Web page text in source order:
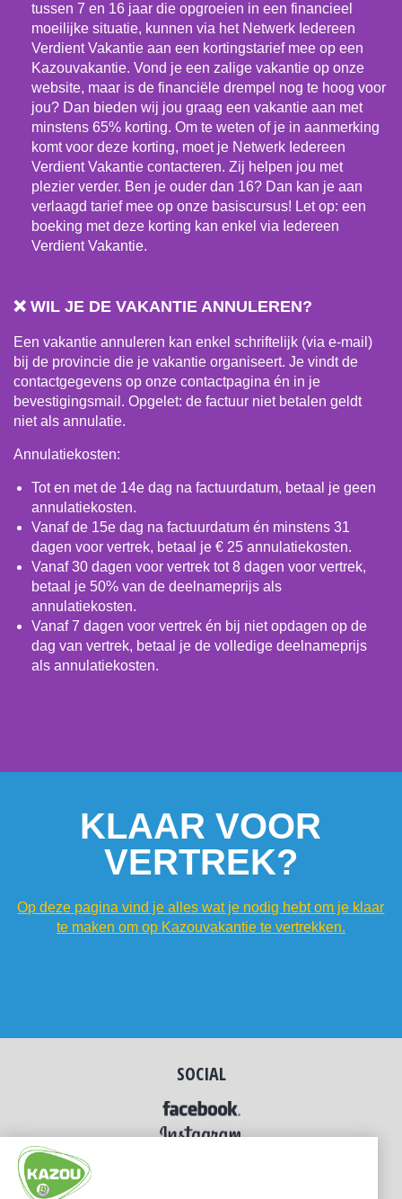
tussen 7 en 16 jaar die opgroeien in een financieel
moeilijke situatie, kunnen via het Netwerk Iedereen
Verdient Vakantie aan een kortingstarief mee op een
Kazouvakantie. Vond je een zalige vakantie op onze
website, maar is de financiële drempel nog te hoog voor
jou? Dan bieden wij jou graag een vakantie aan met
minstens 65% korting. Om te weten of je in aanmerking
komt voor deze korting, moet je Netwerk Iedereen
Verdient Vakantie contacteren. Zij helpen jou met
plezier verder. Ben je ouder dan 16? Dan kan je aan
verlaagd tarief mee op onze basiscursus! Let op: een
boeking met deze korting kan enkel via Iedereen
Verdient Vakantie.
❌ WIL JE DE VAKANTIE ANNULEREN?
Een vakantie annuleren kan enkel schriftelijk (via e-mail)
bij de provincie die je vakantie organiseert. Je vindt de
contactgegevens op onze contactpagina én in je
bevestigingsmail. Opgelet: de factuur niet betalen geldt
niet als annulatie.
Annulatiekosten:
Tot en met de 14e dag na factuurdatum, betaal je geen
annulatiekosten.
Vanaf de 15e dag na factuurdatum én minstens 31
dagen voor vertrek, betaal je € 25 annulatiekosten.
Vanaf 30 dagen voor vertrek tot 8 dagen voor vertrek,
betaal je 50% van de deelnameprijs als
annulatiekosten.
Vanaf 7 dagen voor vertrek én bij niet opdagen op de
dag van vertrek, betaal je de volledige deelnameprijs
als annulatiekosten.
KLAAR VOOR
VERTREK?
Op deze pagina vind je alles wat je nodig hebt om je klaar
te maken om op Kazouvakantie te vertrekken.
SOCIAL